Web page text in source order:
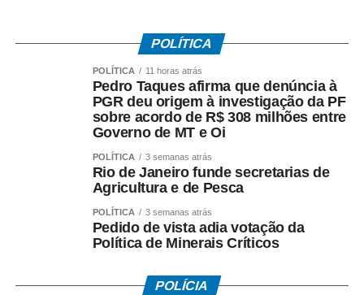
Maria Alice, bem na
entrada de Canoa
Quebrada. A cozinha
show nós vamos
receber chefes locais,
chefs convidados de
fora, vamos ter
degustação de vinhos,
de destilados e muita
música ao vivo.”
POLÍTICA
POLÍTICA 11 horas atrás
Pedro Taques afirma que denúncia à
PGR deu origem à investigação da PF
sobre acordo de R$ 308 milhões entre
Governo de MT e Oi
POLÍTICA 3 semanas atrás
Rio de Janeiro funde secretarias de
Agricultura e de Pesca
POLÍTICA 3 semanas atrás
Pedido de vista adia votação da
Política de Minerais Críticos
POLÍCIA